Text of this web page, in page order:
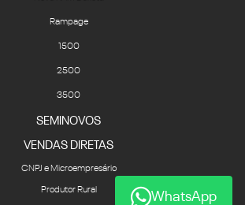
Rampage
1500
2500
3500
SEMINOVOS
VENDAS DIRETAS
CNPJ e Microempresário
Produtor Rural WhatsApp